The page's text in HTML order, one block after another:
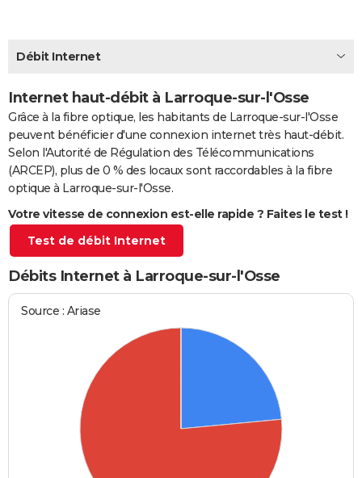
GUIDES D'ACHAT
CARTE DE VOEUX
Carte de Noël
Carte Bonne année
Carte Saint-Valentin
Carte Pâques
Carte d'anniversaire
DICTIONNAIRE
Dictionnaire
Biographies
Citations
Expressions
Proverbes
PROGRAMME TV
COPAINS D'AVANT
S'inscrire
Se connecter
Lycées
Collèges
Primaires
Universités
Entreprises
Service militaire
Avis de recherche
AVIS DE DÉCÈS
FORUM
Bricolage
Lifestyle
Culture
Sport
Auto
Television
Voyage
Cinema
Débit Internet
Internet haut-débit à Larroque-sur-l'Osse
Grâce à la fibre optique, les habitants de Larroque-sur-l'Osse
peuvent bénéficier d'une connexion internet très haut-débit.
Selon l'Autorité de Régulation des Télécommunications
(ARCEP), plus de 0 % des locaux sont raccordables à la fibre
optique à Larroque-sur-l'Osse.
Votre vitesse de connexion est-elle rapide ? Faites le test !
Test de débit Internet
Débits Internet à Larroque-sur-l'Osse
Source : Ariase